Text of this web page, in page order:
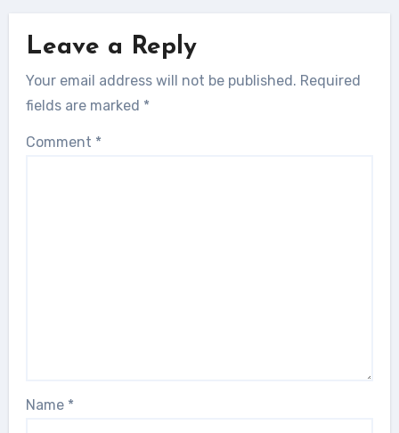
Leave a Reply
Your email address will not be published. Required
fields are marked *
Comment *
Name *